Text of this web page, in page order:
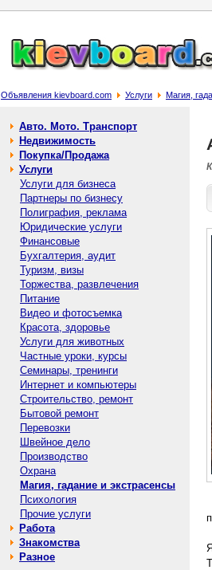
Объявления kievboard.com Услуги Магия,
Авто. Мото. Транспорт
Недвижимость
Покупка/Продажа
Услуги
Услуги для бизнеса
Партнеры по бизнесу
Полиграфия, реклама
Юридические услуги
Финансовые
Бухгалтерия, аудит
Туризм, визы
Торжества, развлечения
Питание
Видео и фотосъемка
Красота, здоровье
Услуги для животных
Частные уроки, курсы
Семинары, тренинги
Интернет и компьютеры
Строительство, ремонт
Бытовой ремонт
Перевозки
Швейное дело
Производство
Охрана
Магия, гадание и экстрасенсы
Психология
Прочие услуги
Работа
Знакомства
Разное